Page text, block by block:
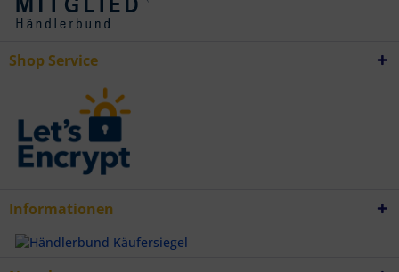
Shop Service
Informationen